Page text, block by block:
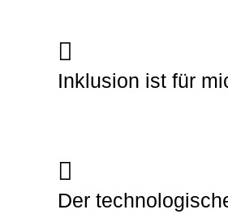
Inklusion ist für
Der